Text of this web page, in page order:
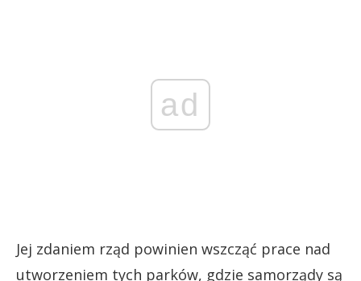
ad
Jej zdaniem rząd powinien wszcząć prace nad
utworzeniem tych parków, gdzie samorządy są